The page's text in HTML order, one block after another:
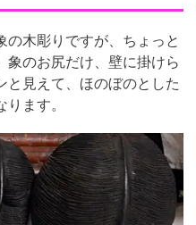
木彫りですが、ちょっと
象のお尻だけ、壁に掛けら
と見えて、ほのぼのとした
ます。